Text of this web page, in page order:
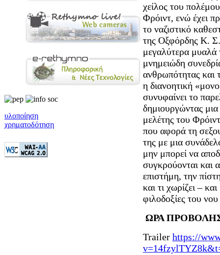
υλοποίηση
χρηματοδότηση
χείλος του
Φρόιντ, ενώ έχει
το ναζιστικό
της Οξφόρδης Κ.
μεγαλύτερα μυαλά
μνημειώδη
ανθρωπότητας
η διανοητική
συνυφαίνει το
δημιουργώντας
μελέτης του
που αφορά τη
της με μια
μην μπορεί να
συγκρούονται και
επιστήμη, την
και τι χωρίζει –
φιλοδοξίες του
ΩΡΑ
Trailer https://